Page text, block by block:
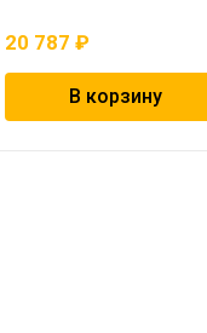
20 787₽
В корзину